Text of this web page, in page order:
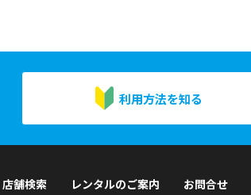
利用方法を知る
店舗検索 レンタルのご案内 お問合せ